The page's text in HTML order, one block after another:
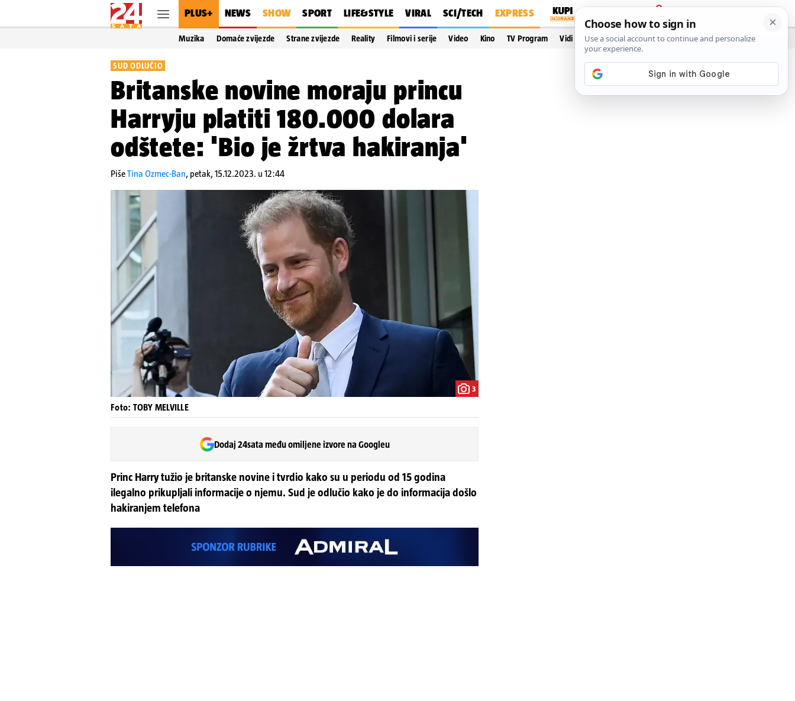
PLUS+ NEWS SHOW SPORT LIFE&STYLE VIRAL SCI/TECH EXPRESS
PRIJAVA
Muzika Domaće zvijezde Strane zvijezde Reality Filmovi i serije Video Kino TV Program Vidi još…
SUD ODLUČIO
Britanske novine moraju princu
Harryju platiti 180.000 dolara
odštete: 'Bio je žrtva hakiranja'
PišeTina Ozmec-Ban, petak, 15.12.2023. u 12:44
3
Foto: TOBY MELVILLE
Dodaj 24sata među omiljene izvore na Googleu
Princ Harry tužio je britanske novine i tvrdio kako su u periodu od 15 godina
ilegalno prikupljali informacije o njemu. Sud je odlučio kako je do informacija došlo
hakiranjem telefona